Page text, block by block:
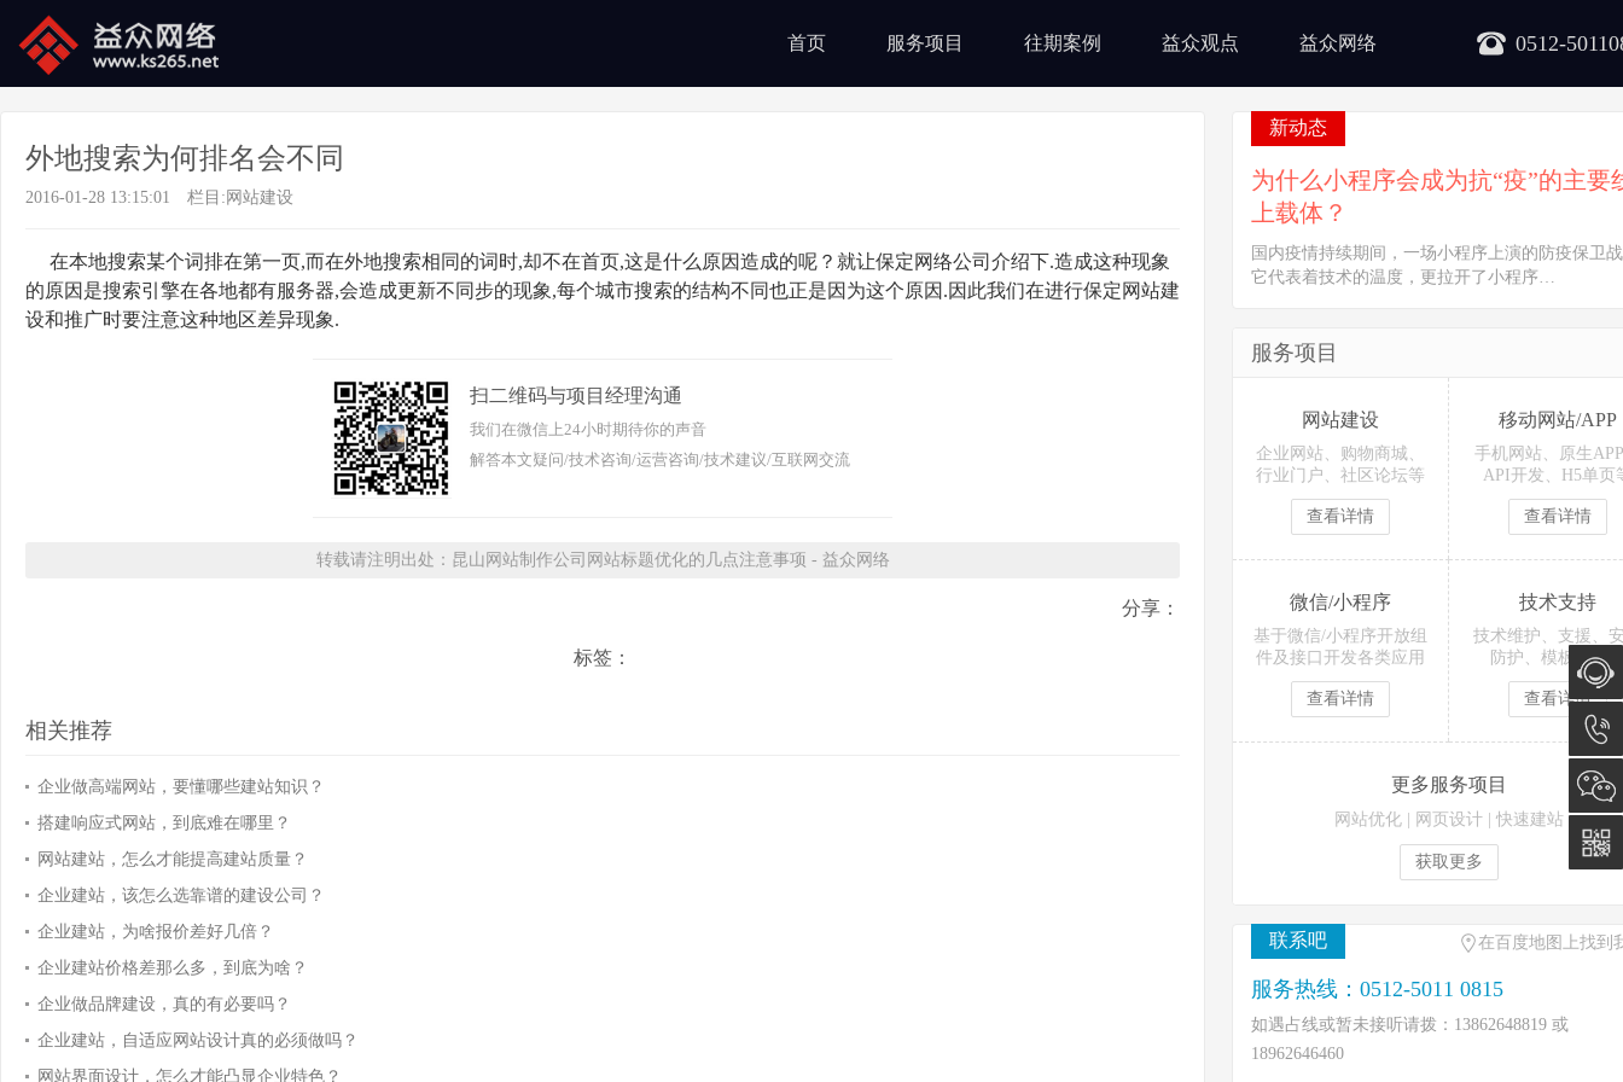
0512-
首页 服务项目 往期案例 益众观点 益众网络
外地搜索为何排名会不同
2016-01-28 13:15:01 栏目: 网站建设
在本地搜索某个词排在第一页,而在外地搜索相同的词时,却不在首页,这是什么原因造成的呢？就让保定网络公司介绍下.造成这种现象
的原因是搜索引擎在各地都有服务器,会造成更新不同步的现象,每个城市搜索的结构不同也正是因为这个原因.因此我们在进行保定网站建
设和推广时要注意这种地区差异现象.
扫二维码与项目经理沟通
我们在微信上24小时期待你的声音
解答本文疑问/技术咨询/运营咨询/技术建议/互联网交流
转载请注明出处：昆山网站制作公司网站标题优化的几点注意事项 - 益众网络
分享：
标签：
相关推荐
企业做高端网站，要懂哪些建站知识？
搭建响应式网站，到底难在哪里？
网站建站，怎么才能提高建站质量？
企业建站，该怎么选靠谱的建设公司？
企业建站，为啥报价差好几倍？
企业建站价格差那么多，到底为啥？
企业做品牌建设，真的有必要吗？
企业建站，自适应网站设计真的必须做吗？
网站界面设计，怎么才能凸显企业特色？
新动态
为什么小程序会成为抗“疫”的主要
上载体？
国内疫情持续期间，一场小程序上演的防疫保卫
它代表着技术的温度，更拉开了小程序…
服务项目
网站建设
企业网站、购物商城、
行业门户、社区论坛等
查看详情
移动网站/APP
手机网站、原生
API开发、H5单页
查看详情
微信/小程序
基于微信/小程序开放组
件及接口开发各类应用
查看详情
技术支持
技术维护、支援、
防护、模板等服
查看详情
更多服务项目
网站优化 网页设计 快速建站
获取更多
联系吧 在百度地图上找到
服务热线：0512-5011 0815
如遇占线或暂未接听请拨：13862648819 或
18962646460
在线咨
询
0512-
5011